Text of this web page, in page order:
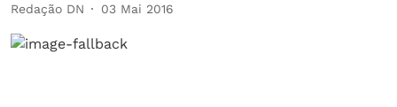
Redação DN 03 Mai 2016